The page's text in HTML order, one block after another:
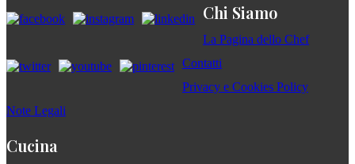
Chi Siamo
La Pagina dello Chef
Contatti
Privacy e Cookies Policy
Note Legali
Cucina